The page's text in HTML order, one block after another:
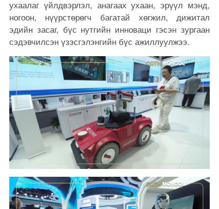
ухаалаг үйлдвэрлэл, анагаах ухаан, эрүүл мэнд,
ногоон, нүүрстөрөгч багатай хөгжил, дижитал
эдийн засаг, бүс нутгийн инноваци гэсэн зургаан
сэдэвчилсэн үзэсгэлэнгийн бүс ажиллуулжээ.